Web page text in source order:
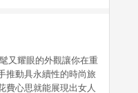
又耀眼的外觀讓你在重
推動具永續性的時尚旅
費心思就能展現出女人